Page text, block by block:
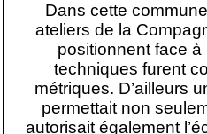
Dans cette
ateliers de la
positionnent face à
techniques furent
métriques. D’ailleurs
permettait non
autorisait également